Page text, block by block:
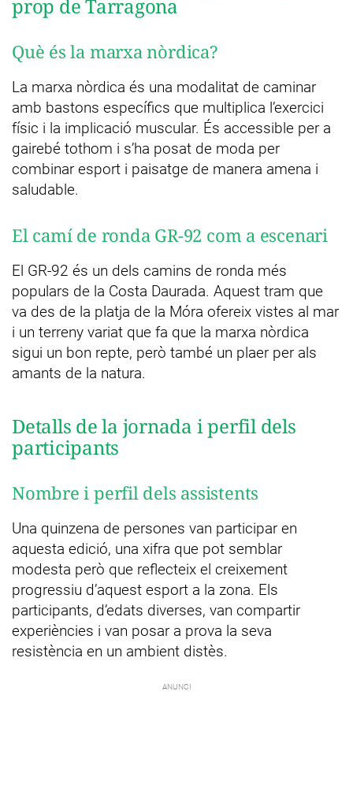
prop de Tarragona
Què és la marxa nòrdica?
La marxa nòrdica és una modalitat de caminar
amb bastons específics que multiplica l’exercici
físic i la implicació muscular. És accessible per a
gairebé tothom i s’ha posat de moda per
combinar esport i paisatge de manera amena i
saludable.
El camí de ronda GR-92 com a escenari
El GR-92 és un dels camins de ronda més
populars de la Costa Daurada. Aquest tram que
va des de la platja de la Móra ofereix vistes al mar
i un terreny variat que fa que la marxa nòrdica
sigui un bon repte, però també un plaer per als
amants de la natura.
Detalls de la jornada i perfil dels
participants
Nombre i perfil dels assistents
Una quinzena de persones van participar en
aquesta edició, una xifra que pot semblar
modesta però que reflecteix el creixement
progressiu d’aquest esport a la zona. Els
participants, d’edats diverses, van compartir
experiències i van posar a prova la seva
resistència en un ambient distès.